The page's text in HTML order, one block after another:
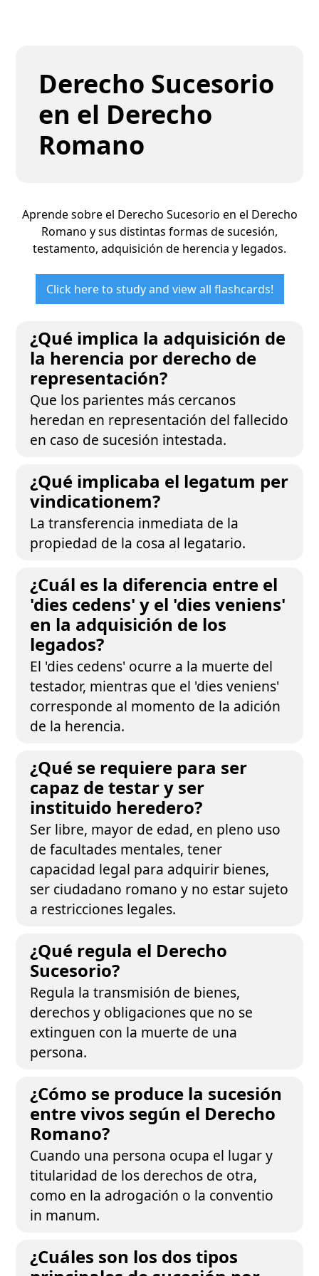
Derecho Sucesorio
en el Derecho
Romano
Aprende sobre el Derecho Sucesorio en el Derecho
Romano y sus distintas formas de sucesión,
testamento, adquisición de herencia y legados.
Click here to study and view all flashcards!
¿Qué implica la adquisición de
la herencia por derecho de
representación?
Que los parientes más cercanos
heredan en representación del fallecido
en caso de sucesión intestada.
¿Qué implicaba el legatum per
vindicationem?
La transferencia inmediata de la
propiedad de la cosa al legatario.
¿Cuál es la diferencia entre el
'dies cedens' y el 'dies veniens'
en la adquisición de los
legados?
El 'dies cedens' ocurre a la muerte del
testador, mientras que el 'dies veniens'
corresponde al momento de la adición
de la herencia.
¿Qué se requiere para ser
capaz de testar y ser
instituido heredero?
Ser libre, mayor de edad, en pleno uso
de facultades mentales, tener
capacidad legal para adquirir bienes,
ser ciudadano romano y no estar sujeto
a restricciones legales.
¿Qué regula el Derecho
Sucesorio?
Regula la transmisión de bienes,
derechos y obligaciones que no se
extinguen con la muerte de una
persona.
¿Cómo se produce la sucesión
entre vivos según el Derecho
Romano?
Cuando una persona ocupa el lugar y
titularidad de los derechos de otra,
como en la adrogación o la conventio
in manum.
¿Cuáles son los dos tipos